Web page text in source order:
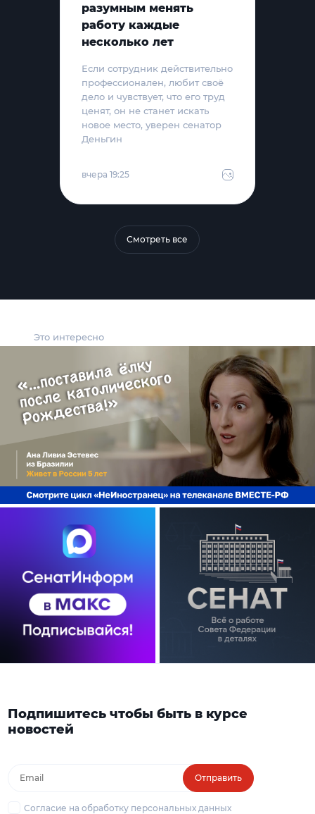
Это интересно
разумным менять
работу каждые
несколько лет
Если сотрудник действительно
профессионален, любит своё
дело и чувствует, что его труд
ценят, он не станет искать
новое место, уверен сенатор
Деньгин
вчера 19:25
Смотреть все
Подпишитесь чтобы быть в курсе
новостей
Отправить
Согласие на обработку персональных данных